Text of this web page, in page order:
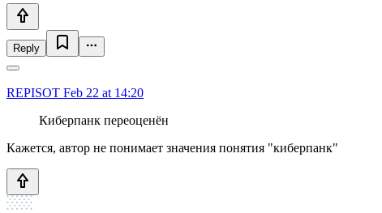
Reply
REPISOT Feb 22 at 14:20
Киберпанк переоценён
Кажется, автор не понимает значения понятия "киберпанк"